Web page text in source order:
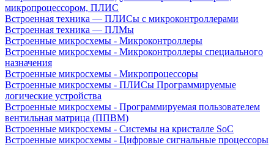
микропроцессором, ПЛИС
Встроенная техника — ПЛИСы с микроконтроллерами
Встроенная техника — ПЛМы
Встроенные микросхемы - Микроконтроллеры
Встроенные микросхемы - Микроконтроллеры специального
назначения
Встроенные микросхемы - Микропроцессоры
Встроенные микросхемы - ПЛИСы Программируемые
логические устройства
Встроенные микросхемы - Программируемая пользователем
вентильная матрица (ППВМ)
Встроенные микросхемы - Системы на кристалле SoC
Встроенные микросхемы - Цифровые сигнальные процессоры